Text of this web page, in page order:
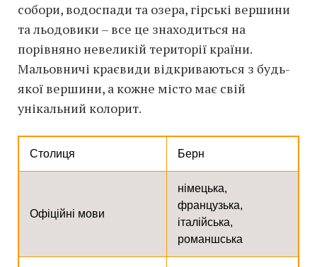
собори, водоспади та озера, гірські вершини
та льодовики – все це знаходиться на
порівняно невеликій території країни.
Мальовничі краєвиди відкриваються з будь-
якої вершини, а кожне місто має свій
унікальний колорит.
Столиця Берн
Офіційні мови
німецька,
французька,
італійська,
романшська